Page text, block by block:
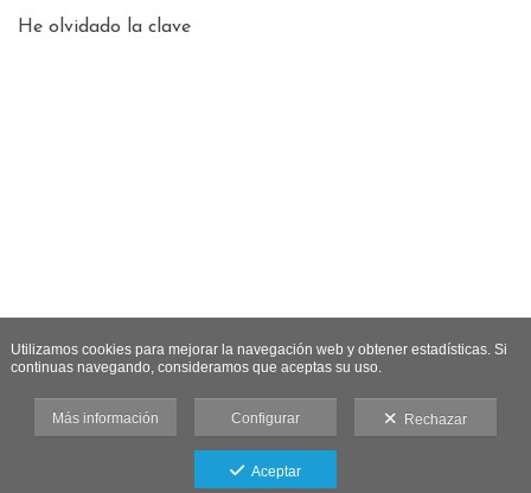
He olvidado la clave
Utilizamos cookies para mejorar la navegación web y obtener estadísticas. Si
continuas navegando, consideramos que aceptas su uso.
Más información Configurar Rechazar
Aceptar